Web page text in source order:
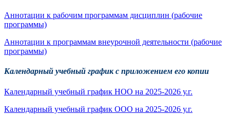
Аннотации к рабочим программам дисциплин (рабочие
программы)
Аннотации к программам внеурочной деятельности (рабочие
программы)
Календарный учебный график с приложением его копии
Календарный учебный график НОО на 2025-2026 у.г.
Календарный учебный график ООО на 2025-2026 у.г.